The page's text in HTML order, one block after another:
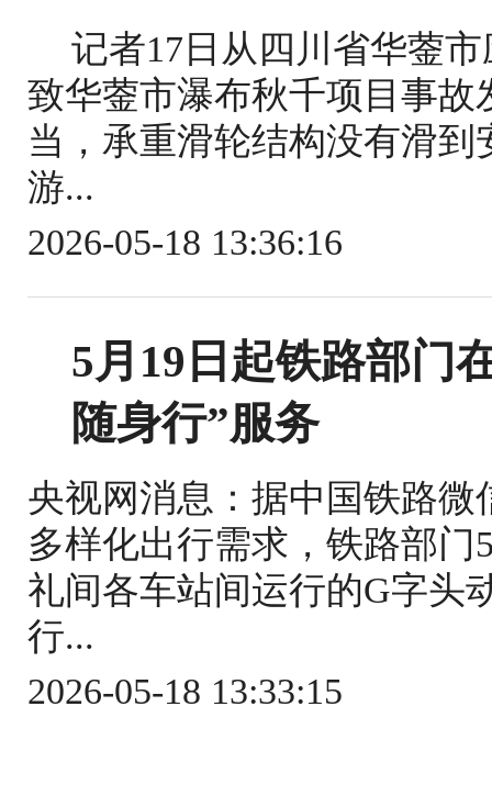
记者17日从四川省华蓥
致华蓥市瀑布秋千项目事
当，承重滑轮结构没有滑
游...
2026-05-18 13:36:16
5月19日起铁路部门
随身行”服务
央视网消息：据中国铁路
多样化出行需求，铁路部门
礼间各车站间运行的G字头
行...
2026-05-18 13:33:15